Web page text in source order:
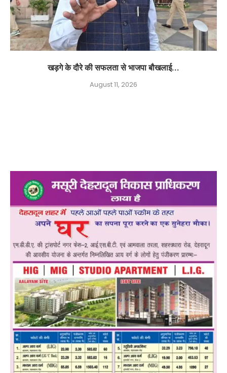
खड़गे के दौरे की सफलता से भाजपा बौखलाई...
August 11, 2026